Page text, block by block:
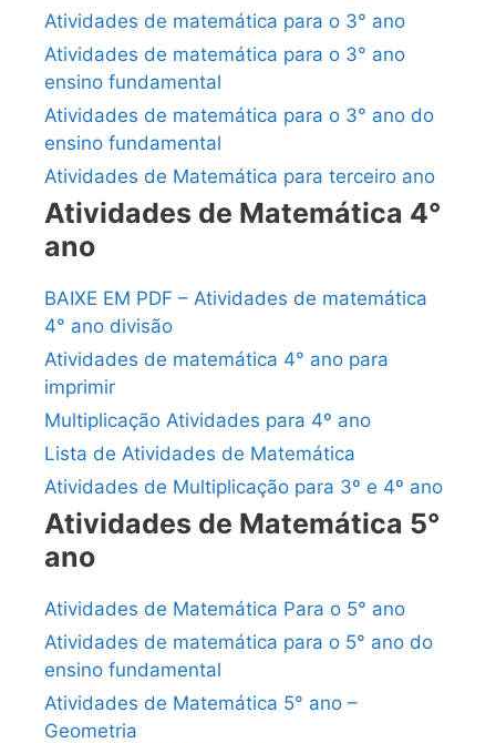
Atividades de matemática para o 3° ano
Atividades de matemática para o 3° ano
ensino fundamental
Atividades de matemática para o 3° ano do
ensino fundamental
Atividades de Matemática para terceiro ano
Atividades de Matemática 4°
ano
BAIXE EM PDF – Atividades de matemática
4° ano divisão
Atividades de matemática 4° ano para
imprimir
Multiplicação Atividades para 4º ano
Lista de Atividades de Matemática
Atividades de Multiplicação para 3º e 4º ano
Atividades de Matemática 5°
ano
Atividades de Matemática Para o 5° ano
Atividades de matemática para o 5° ano do
ensino fundamental
Atividades de Matemática 5° ano –
Geometria